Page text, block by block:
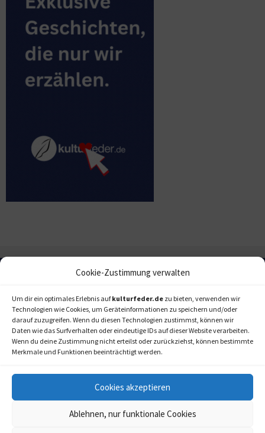
Cookie-Zustimmung verwalten
Um dir ein optimales Erlebnis aufkulturfeder.de zu bieten, verwenden wir
Technologien wie Cookies, um Geräteinformationen zu speichern und/oder
darauf zuzugreifen. Wenn du diesen Technologien zustimmst, können wir
Daten wie das Surfverhalten oder eindeutige IDs auf dieser Website verarbeiten.
Wenn du deine Zustimmung nicht erteilst oder zurückziehst, können bestimmte
Merkmale und Funktionen beeinträchtigt werden.
Cookies akzeptieren
Ablehnen, nur funktionale Cookies